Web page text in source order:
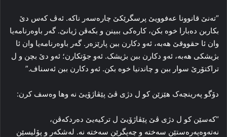
“ته‌نێ قانوونا عه‌فوویێ پرسگرێکێ چاره‌سه‌ر ناکه‌. ئه‌ڤ که‌س دێ
بکاربن ده‌بارا خوه‌ بکن، کاره‌کی ببینن و بکه‌ڤن ژیانێ. گه‌ر باوه‌رنامه‌یا
وان ئا حقووقێ هه‌به‌، ئه‌و دکارن ببن پارێزه‌ر. گه‌ر باوه‌رنامه‌یا وان ئا
بژیشکی هه‌به‌، ئه‌و دکارن ببن بژیشک. ئه‌و جۆتکارن؛ ئه‌و دێ بچن و ل
تراکتۆرێ سوار ببن و چاندنیا خوه‌ بکن. ئه‌و دکارن ببن ئه‌سناف.”
دۆگو په‌رینچه‌ک هێزێن کو ل دژی ڤێ پێڤاژۆیێ نه‌ وها وەسف کرن:
“که‌سێن کو ل دژی ڤێ پێڤاژۆیێ ل ترکیه‌یێ ده‌ردکه‌ڤن،
نه‌ته‌وه‌په‌ره‌ستێن سه‌خته‌ و چه‌پگرێن سه‌خته‌ نه‌. له‌شکه‌ر و پۆلیسێن